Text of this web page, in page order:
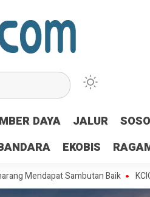
DAYA JALUR
EKOBIS
Sambutan Baik KCIC